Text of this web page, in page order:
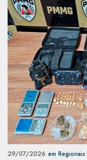
29/07/2026 em Regionais